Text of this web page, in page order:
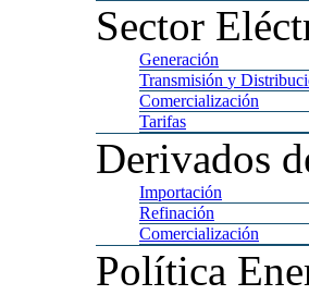
Sector
Generación
Transmisión y
Comercialización
Tarifas
Derivados
Importación
Refinación
Comercialización
Política